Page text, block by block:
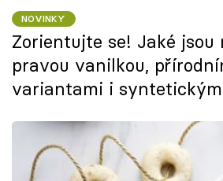
NOVINKY
Zorientujte se! Jaké jsou
pravou vanilkou,
variantami i